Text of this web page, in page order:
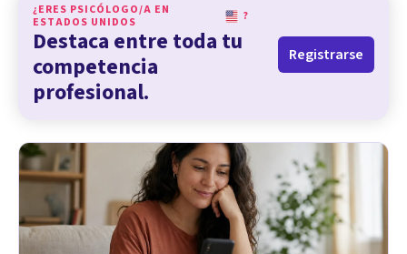
¿ERES PSICÓLOGO/A EN
ESTADOS UNIDOS
?
Destaca entre toda tu
competencia
profesional.
Registrarse